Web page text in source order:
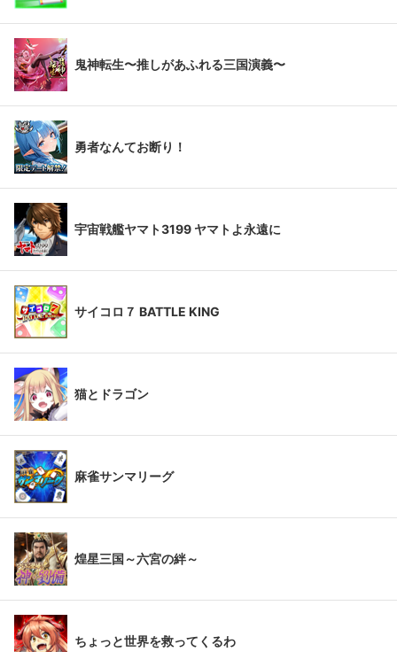
鬼神転生〜推しがあふれる三国演義〜
勇者なんてお断り！
宇宙戦艦ヤマト3199 ヤマトよ永遠に
サイコロ７ BATTLE KING
猫とドラゴン
麻雀サンマリーグ
煌星三国～六宮の絆～
ちょっと世界を救ってくるわ